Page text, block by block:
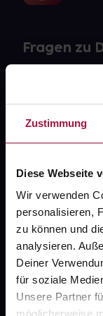
Zustimmung
Diese Webseite
Wir verwenden
personalisieren,
zu können und
analysieren.
Deiner
für soziale
Unsere Partner
Fragen zu
Über uns
Karriere